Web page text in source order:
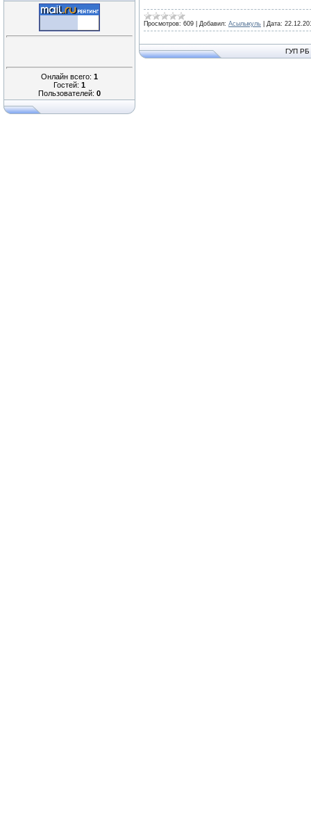
Онлайн всего: 1
Гостей: 1
Пользователей: 0
Просмотров: 609 Добавил: Асылыкуль Дата:
ГУП РБ